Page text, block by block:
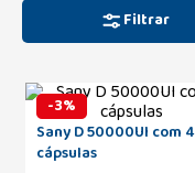
Filtrar
-3%
Sany D 50000UI com 4
cápsulas